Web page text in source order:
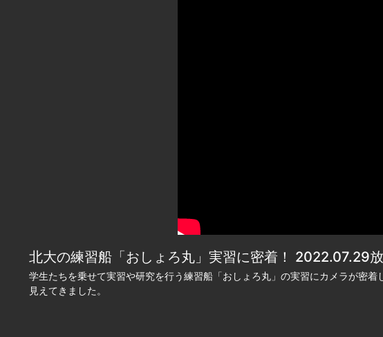
北大の練習船「おしょろ丸」実習に密着！ 2022.07.29
学生たちを乗せて実習や研究を行う練習船「おしょろ丸」の実習にカメラが密
見えてきました。